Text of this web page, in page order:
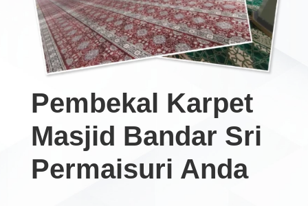
Pembekal Karpet
Masjid Bandar Sri
Permaisuri Anda